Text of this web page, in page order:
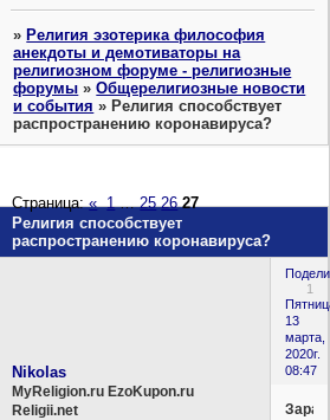
»Религия эзотерика философия
анекдоты и демотиваторы на
религиозном форуме - религиозные
форумы »Общерелигиозные новости
и события »Религия способствует
распространению коронавируса?
Религия способствует
распространению коронавируса?
Страница:« 1 … 25 26 27
1
13
марта,
2020г.
08:47
Nikolas
MyReligion.ru EzoKupon.ru
Religii.net